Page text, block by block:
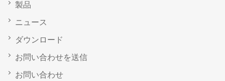
製品
ニュース
ダウンロード
お問い合わせを送信
お問い合わせ